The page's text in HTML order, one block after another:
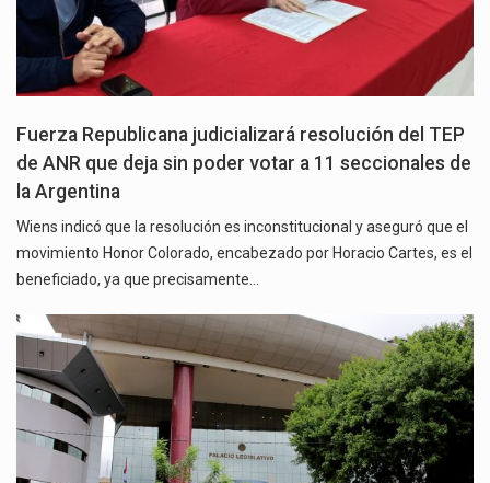
Fuerza Republicana judicializará resolución del TEP
de ANR que deja sin poder votar a 11 seccionales de
la Argentina
Wiens indicó que la resolución es inconstitucional y aseguró que el
movimiento Honor Colorado, encabezado por Horacio Cartes, es el
beneficiado, ya que precisamente…